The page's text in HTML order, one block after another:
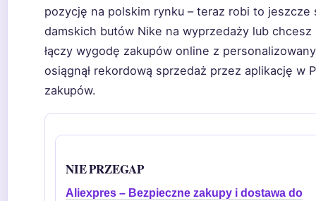
pozycję na polskim rynku – teraz robi to
damskich butów Nike na wyprzedaży lub
łączy wygodę zakupów online z
osiągnął rekordową sprzedaż przez aplikację
zakupów.
NIE PRZEGAP
Aliexpres – Bezpieczne zakupy i dostawa do